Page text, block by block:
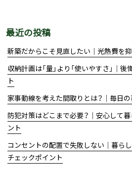
最近の投稿
新築だからこそ見直したい｜光熱費を
収納計画は「量」より「使いやすさ」｜
ト
家事動線を考えた間取りとは？｜毎日
防犯対策はどこまで必要？｜安心して
ント
コンセントの配置で失敗しない｜暮ら
チェックポイント